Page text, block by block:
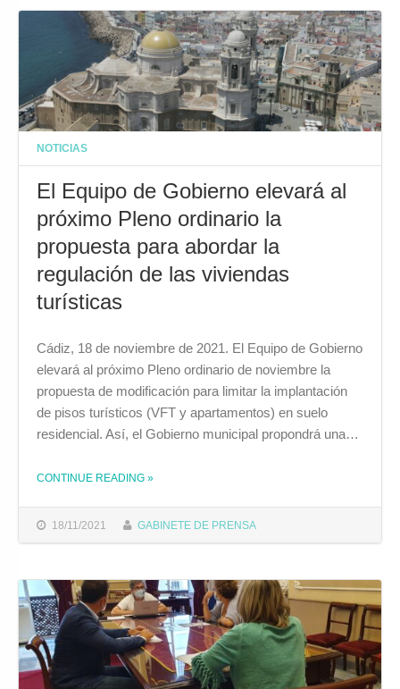
NOTICIAS
El Equipo de Gobierno elevará al
próximo Pleno ordinario la
propuesta para abordar la
regulación de las viviendas
turísticas
18/11/2021 GABINETE DE PRENSA
Cádiz, 18 de noviembre de 2021. El Equipo de Gobierno
elevará al próximo Pleno ordinario de noviembre la
propuesta de modificación para limitar la implantación
de pisos turísticos (VFT y apartamentos) en suelo
residencial. Así, el Gobierno municipal propondrá una…
CONTINUE READING THE "EL EQUIPO DE GOBIERNO ELEVARÁ AL PRÓXIMO PLENO ORDINARIO LA PROPUESTA PARA ABORDAR LA REGULACIÓN DE LAS VIVIENDAS TURÍSTICAS"
»